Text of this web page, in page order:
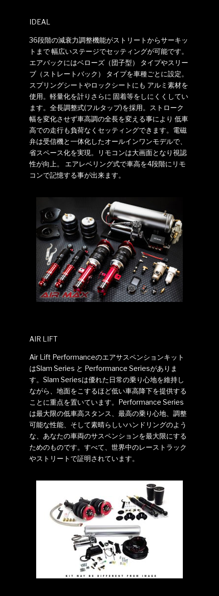
IDEAL
36段階の減衰力調整機能がストリートからサーキッ
トまで 幅広いステージでセッティングが可能です。
エアバックにはベローズ（団子型） タイプやスリー
ブ（ストレートバック） タイプを車種ごとに設定。
スプリングシートやロックシートにも アルミ素材を
使用。軽量化を計りさらに 固着等をしにくくしてい
ます。全長調整式(フルタップ)を採用。ストローク
幅を変化させず車高調の全長を変える事により 低車
高での走行も負荷なくセッティングできます。電磁
弁は受信機と一体化したオールインワンモデルで、
省スペース化を実現。リモコンは大画面となり視認
性が向上。 エアレベリング式で車高を4段階にリモ
コンで記憶する事が出来ます。
AIR LIFT
Air Lift Performanceのエアサスペンションキット
はSlam Series と Performance Seriesがありま
す。Slam Seriesは優れた日常の乗り心地を維持し
ながら、地面をこするほど低い車高降下を提供する
ことに重点を置いています。Performance Series
は最大限の低車高スタンス、最高の乗り心地、調整
可能な性能、そして素晴らしいハンドリングのよう
な、あなたの車両のサスペンションを最大限にする
ためのものです。すべて、世界中のレーストラック
やストリートで証明されています。